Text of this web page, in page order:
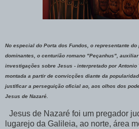
No especial do Porta dos Fundos, o representante
dominantes, o centurião romano "Peçanhus",
investigações sobre Jesus - interpretado por Antonio
montada a partir de convicções diante da
justificar a perseguição oficial ao, aos olhos dos
Jesus de Nazaré.
Jesus de Nazaré foi um pregador
lugarejo da Galileia, ao norte, área